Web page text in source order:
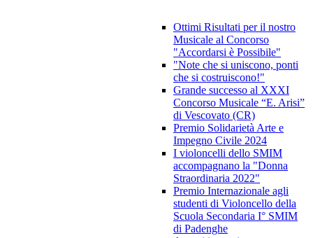
Ottimi Risultati per il nostro
Musicale al Concorso
"Accordarsi è Possibile"
"Note che si uniscono, ponti
che si costruiscono!"
Grande successo al XXXI
Concorso Musicale “E. Arisi”
di Vescovato (CR)
Premio Solidarietà Arte e
Impegno Civile 2024
I violoncelli dello SMIM
accompagnano la "Donna
Straordinaria 2022"
Premio Internazionale agli
studenti di Violoncello della
Scuola Secondaria I° SMIM
di Padenghe